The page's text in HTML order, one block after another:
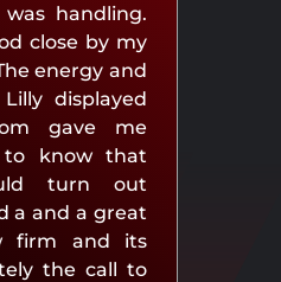
handling.
close by my
energy and
displayed
gave me
know that
turn out
a and a great
firm and its
the call to